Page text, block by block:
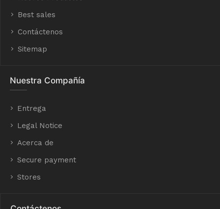
Best sales
Contáctenos
Sitemap
Nuestra Compañía
Entrega
Legal Notice
Acerca de
Secure payment
Stores